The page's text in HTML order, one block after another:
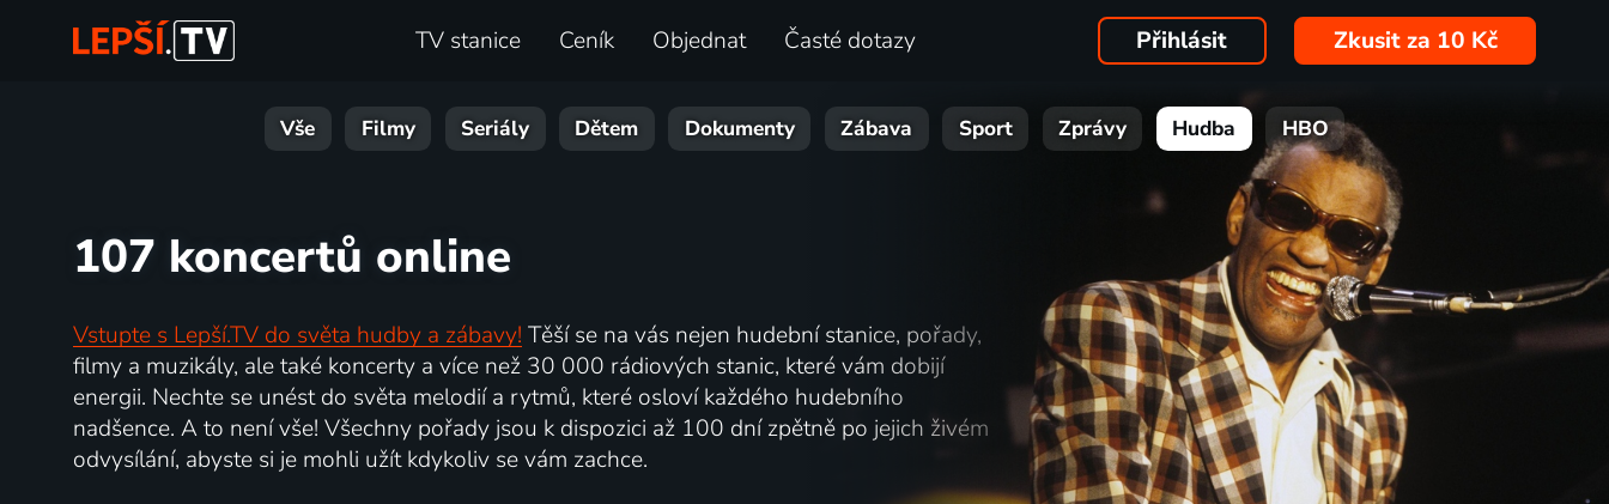
TV stanice Ceník Objednat Časté dotazy Přihlásit Zkusit za 10 Kč
Vše Filmy Seriály Dětem Dokumenty Zábava Sport Zprávy Hudba HBO
107 koncertů online
Vstupte s Lepší.TV do světa hudby a zábavy! Těší se na vás nejen hudební stanice, pořady,
filmy a muzikály, ale také koncerty a více než 30 000 rádiových stanic, které vám dobijí
energii. Nechte se unést do světa melodií a rytmů, které osloví každého hudebního
nadšence. A to není vše! Všechny pořady jsou k dispozici až 100 dní zpětně po jejich živém
odvysílání, abyste si je mohli užít kdykoliv se vám zachce.